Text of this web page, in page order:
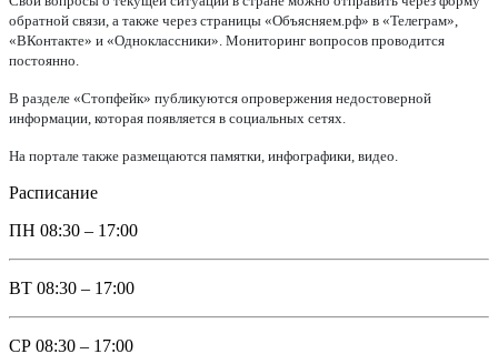
обратной связи, а также через страницы «Объясняем.рф» в «Телеграм»,
«ВКонтакте» и «Одноклассники». Мониторинг вопросов проводится
постоянно.
В разделе «Стопфейк» публикуются опровержения недостоверной
информации, которая появляется в социальных сетях.
На портале также размещаются памятки, инфографики, видео.
Расписание
ПН 08:30 – 17:00
ВТ 08:30 – 17:00
СР 08:30 – 17:00